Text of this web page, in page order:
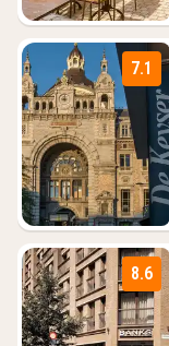
7.1
8.6